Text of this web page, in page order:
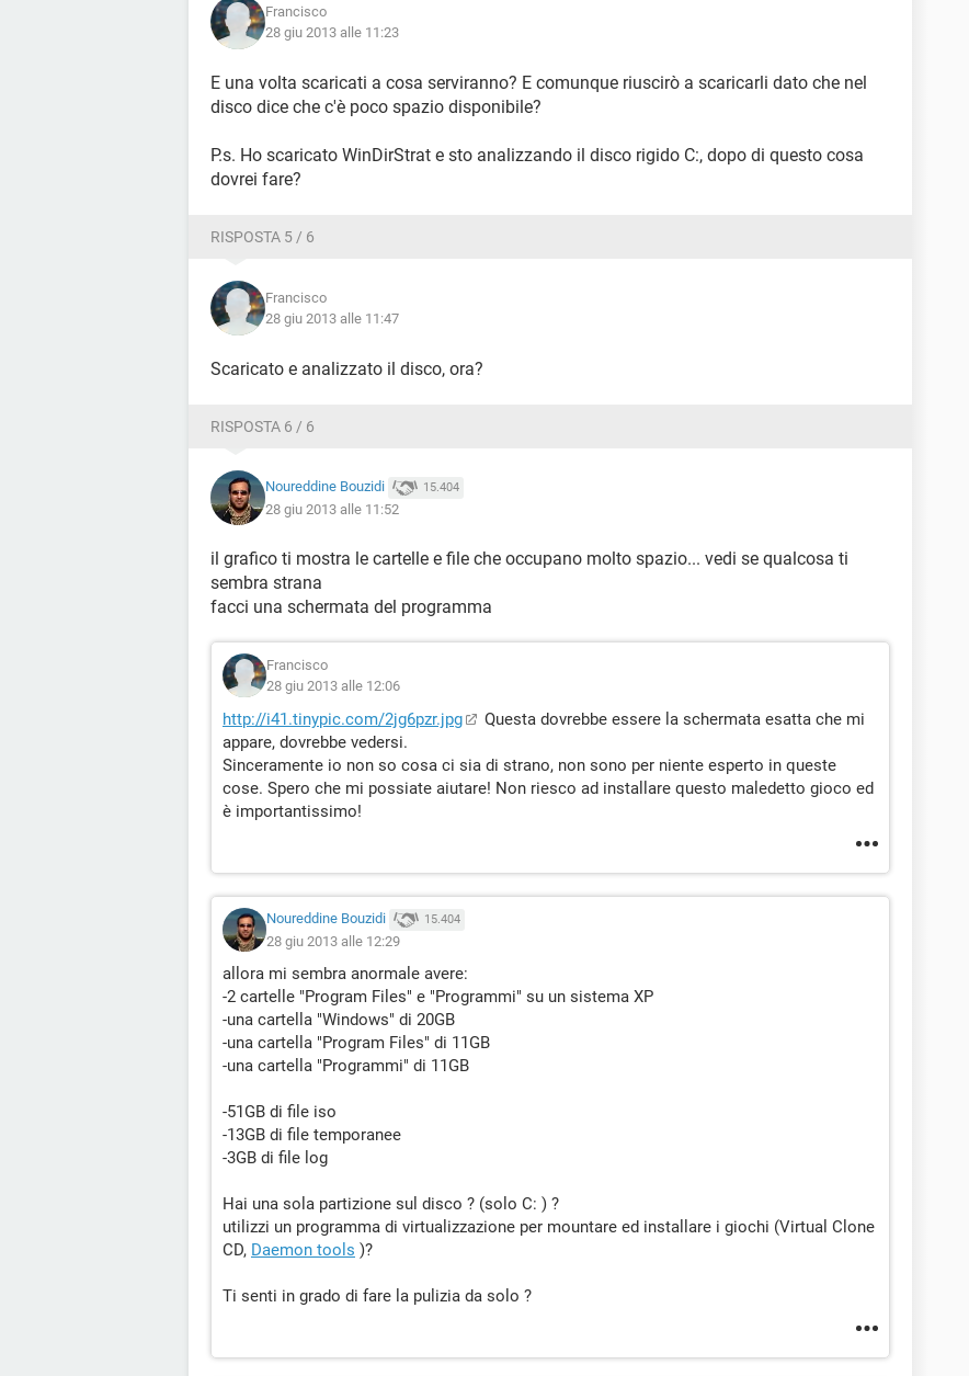
Francisco
28 giu 2013 alle 11:23
E una volta scaricati a cosa serviranno? E comunque riuscirò a scaricarli dato che nel
disco dice che c'è poco spazio disponibile?
P.s. Ho scaricato WinDirStrat e sto analizzando il disco rigido C:, dopo di questo cosa
dovrei fare?
RISPOSTA 5 / 6
Francisco
28 giu 2013 alle 11:47
Scaricato e analizzato il disco, ora?
RISPOSTA 6 / 6
Noureddine Bouzidi 15.404
28 giu 2013 alle 11:52
il grafico ti mostra le cartelle e file che occupano molto spazio... vedi se qualcosa ti
sembra strana
facci una schermata del programma
Francisco
28 giu 2013 alle 12:06
http://i41.tinypic.com/2jg6pzr.jpg
Questa dovrebbe essere la schermata esatta che mi
appare, dovrebbe vedersi.
Sinceramente io non so cosa ci sia di strano, non sono per niente esperto in queste
cose. Spero che mi possiate aiutare! Non riesco ad installare questo maledetto gioco ed
è importantissimo!
Noureddine Bouzidi 15.404
28 giu 2013 alle 12:29
allora mi sembra anormale avere:
-2 cartelle "Program Files" e "Programmi" su un sistema XP
-una cartella "Windows" di 20GB
-una cartella "Program Files" di 11GB
-una cartella "Programmi" di 11GB
-51GB di file iso
-13GB di file temporanee
-3GB di file log
Hai una sola partizione sul disco ? (solo C: ) ?
utilizzi un programma di virtualizzazione per mountare ed installare i giochi (Virtual Clone
CD, Daemon tools )?
Ti senti in grado di fare la pulizia da solo ?